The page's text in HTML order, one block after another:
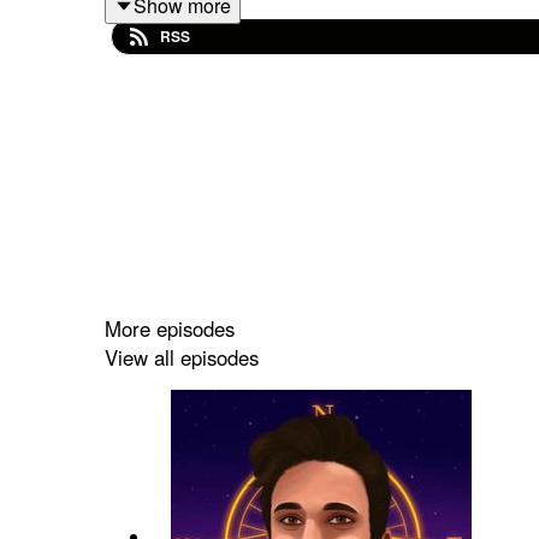
| ABONNE-TOI ✅
RSS
More episodes
View all episodes